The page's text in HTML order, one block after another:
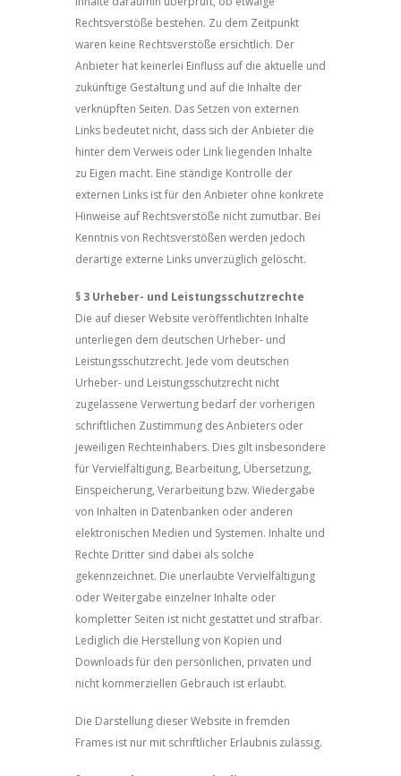
Rechtsverstöße bestehen. Zu dem Zeitpunkt
waren keine Rechtsverstöße ersichtlich. Der
Anbieter hat keinerlei Einfluss auf die aktuelle und
zukünftige Gestaltung und auf die Inhalte der
verknüpften Seiten. Das Setzen von externen
Links bedeutet nicht, dass sich der Anbieter die
hinter dem Verweis oder Link liegenden Inhalte
zu Eigen macht. Eine ständige Kontrolle der
externen Links ist für den Anbieter ohne konkrete
Hinweise auf Rechtsverstöße nicht zumutbar. Bei
Kenntnis von Rechtsverstößen werden jedoch
derartige externe Links unverzüglich gelöscht.
§ 3 Urheber- und Leistungsschutzrechte
Die auf dieser Website veröffentlichten Inhalte
unterliegen dem deutschen Urheber- und
Leistungsschutzrecht. Jede vom deutschen
Urheber- und Leistungsschutzrecht nicht
zugelassene Verwertung bedarf der vorherigen
schriftlichen Zustimmung des Anbieters oder
jeweiligen Rechteinhabers. Dies gilt insbesondere
für Vervielfältigung, Bearbeitung, Übersetzung,
Einspeicherung, Verarbeitung bzw. Wiedergabe
von Inhalten in Datenbanken oder anderen
elektronischen Medien und Systemen. Inhalte und
Rechte Dritter sind dabei als solche
gekennzeichnet. Die unerlaubte Vervielfältigung
oder Weitergabe einzelner Inhalte oder
kompletter Seiten ist nicht gestattet und strafbar.
Lediglich die Herstellung von Kopien und
Downloads für den persönlichen, privaten und
nicht kommerziellen Gebrauch ist erlaubt.
Die Darstellung dieser Website in fremden
Frames ist nur mit schriftlicher Erlaubnis zulässig.